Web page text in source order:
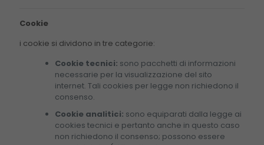
Cookie
i cookie si dividono in tre categorie:
Cookie tecnici: sono pacchetti di informazioni
necessarie per la visualizzazione del sito
internet. Tali cookies per legge non richiedono il
consenso.
Cookie analitici: sono equiparati dalla legge ai
cookies tecnici e pertanto anche in questo caso
non richiedono il consenso; possono essere